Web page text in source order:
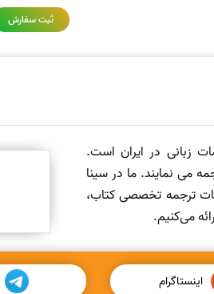
ثبت سفارش
زبانی در ایران است.
می نمایند. ما در سینا
ترجمه تخصصی کتاب،
می‌کنیم.
اینستاگرام